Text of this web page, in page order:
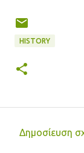
HISTORY
Δημοσίευση